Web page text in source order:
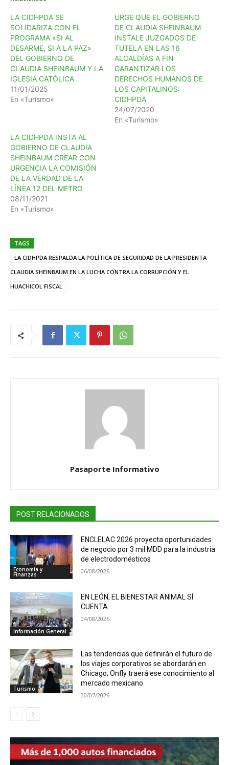
LA CIDHPDA SE
SOLIDARIZA CON EL
PROGRAMA «SI AL
DESARME, SI A LA PAZ»
DEL GOBIERNO DE
CLAUDIA SHEINBAUM Y LA
IGLESIA CATÓLICA
11/01/2025
En «Turismo»
URGE QUE EL GOBIERNO
DE CLAUDIA SHEINBAUM
INSTALE JUZGADOS DE
TUTELA EN LAS 16
ALCALDÍAS A FIN
GARANTIZAR LOS
DERECHOS HUMANOS DE
LOS CAPITALINOS:
CIDHPDA
24/07/2020
En «Turismo»
LA CIDHPDA INSTA AL
GOBIERNO DE CLAUDIA
SHEINBAUM CREAR CON
URGENCIA LA COMISIÓN
DE LA VERDAD DE LA
LÍNEA 12 DEL METRO
08/11/2021
En «Turismo»
TAGS
LA CIDHPDA RESPALDA LA POLÍTICA DE SEGURIDAD DE LA PRESIDENTA
CLAUDIA SHEINBAUM EN LA LUCHA CONTRA LA CORRUPCIÓN Y EL
HUACHICOL FISCAL
Pasaporte Informativo
POST RELACIONADOS
Economía y
Finanzas
ENCLELAC 2026 proyecta oportunidades
de negocio por 3 mil MDD para la industria
de electrodomésticos
06/08/2026
Información General
EN LEÓN, EL BIENESTAR ANIMAL SÍ
CUENTA
04/08/2026
Turismo
Las tendencias que definirán el futuro de
los viajes corporativos se abordarán en
Chicago; Onfly traerá ese conocimiento al
mercado mexicano
30/07/2026